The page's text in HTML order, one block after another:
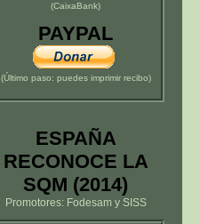
(CaixaBank)
PAYPAL
(Último paso: puedes imprimir recibo)
ESPAÑA
RECONOCE LA
SQM (2014)
Promotores: Fodesam y SISS